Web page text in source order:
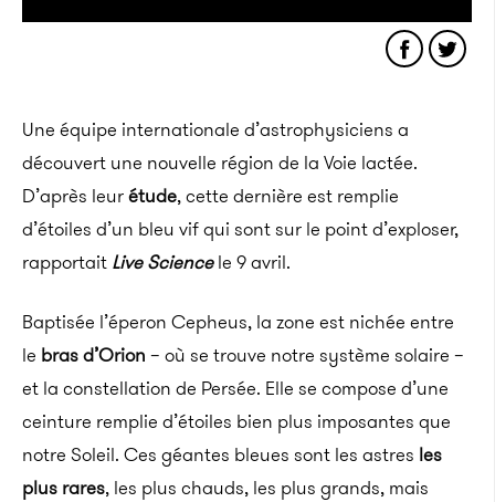
Une équipe internationale d’astrophysiciens a
découvert une nouvelle région de la Voie lactée.
D’après leurétude, cette dernière est remplie
d’étoiles d’un bleu vif qui sont sur le point d’exploser,
rapportait Live Sciencele 9 avril.
Baptisée l’éperon Cepheus, la zone est nichée entre
le bras d’Orion – où se trouve notre système solaire –
et la constellation de Persée. Elle se compose d’une
ceinture remplie d’étoiles bien plus imposantes que
notre Soleil. Ces géantes bleues sont les astres les
plus rares, les plus chauds, les plus grands, mais